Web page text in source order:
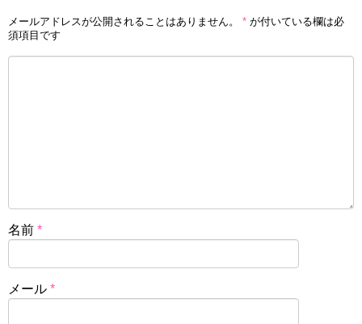
メールアドレスが公開されることはありません。 * が付いている欄は必
須項目です
名前 *
メール *